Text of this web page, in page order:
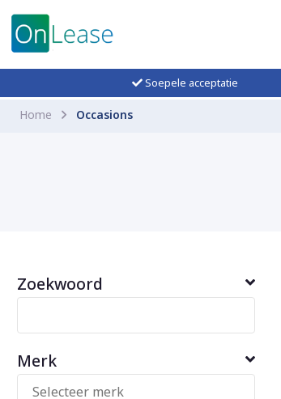
Soepele acceptatie
Home Occasions
Zoekwoord
Merk